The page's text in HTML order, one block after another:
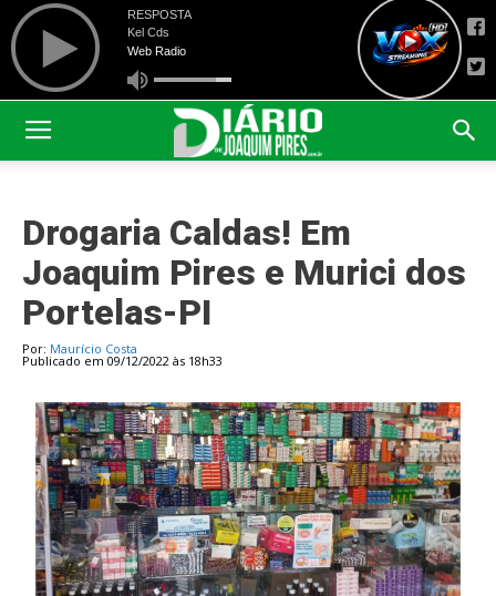
Drogaria Caldas! Em
Joaquim Pires e Murici dos
Portelas-PI
Por: Maurício Costa
Publicado em 09/12/2022 às 18h33